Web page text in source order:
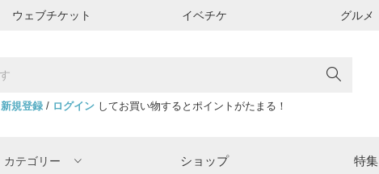
ウェブチケット イベチケ グルメ
新規登録/ ログインしてお買い物するとポイントがたまる！
カテゴリー ショップ 特集